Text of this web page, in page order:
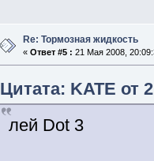
Re: Тормозная жидкость
«Ответ #5 : 21 Мая 2008,
Цитата: KATE от
лей Dot 3